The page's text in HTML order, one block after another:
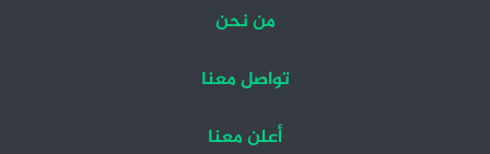
من نحن
تواصل معنا
أعلن معنا